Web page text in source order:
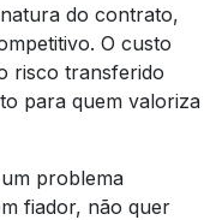
do contrato,
O custo
risco transferido
para quem valoriza
problema
fiador, não quer